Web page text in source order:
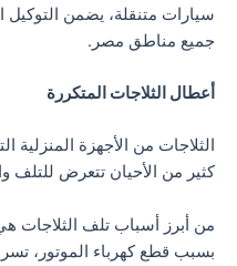
سيارات متنقلة، يضمن التوكيل
جميع مناطق مصر.
أعطال الثلاجات المتكررة
الثلاجات من الأجهزة المنزلية
كثير من الأحيان تتعرض للتلف
من أبرز أسباب تلف الثلاجات
بسبب قطع كهرباء الموتور،